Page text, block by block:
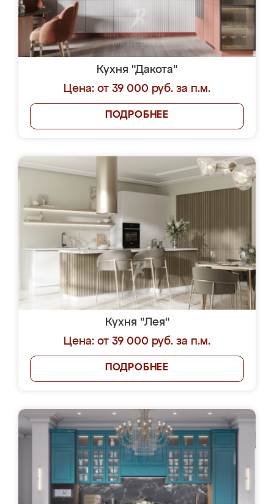
Кухня "Дакота"
Цена: от 39 000 руб. за п.м.
ПОДРОБНЕЕ
Кухня "Лея"
Цена: от 39 000 руб. за п.м.
ПОДРОБНЕЕ